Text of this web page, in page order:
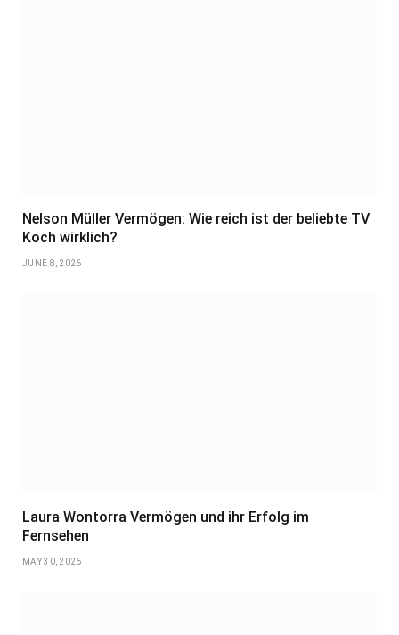
Nelson Müller Vermögen: Wie reich ist der beliebte TV
Koch wirklich?
JUNE 8, 2026
Laura Wontorra Vermögen und ihr Erfolg im
Fernsehen
MAY 30, 2026